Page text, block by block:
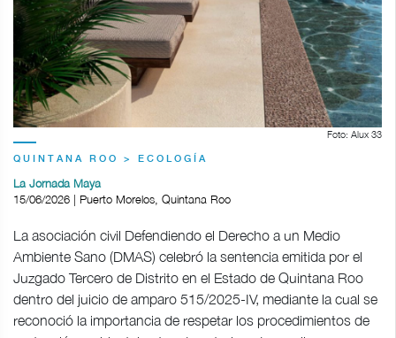
Foto: Alux 33
QUINTANA ROO > ECOLOGÍA
La Jornada Maya
15/06/2026 | Puerto Morelos, Quintana Roo
La asociación civil Defendiendo el Derecho a un Medio
Ambiente Sano (DMAS) celebró la sentencia emitida por el
Juzgado Tercero de Distrito en el Estado de Quintana Roo
dentro del juicio de amparo 515/2025-IV, mediante la cual se
reconoció la importancia de respetar los procedimientos de